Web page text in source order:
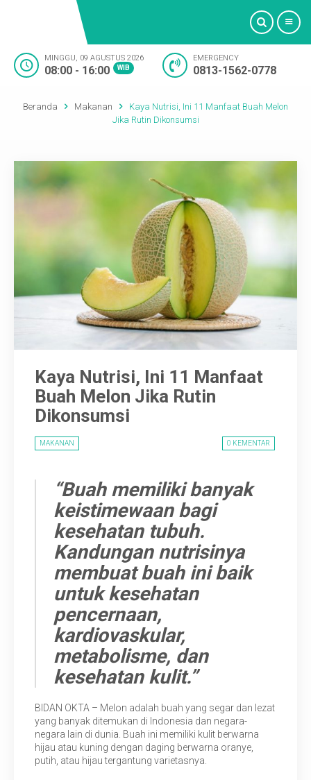
Layanan Medis
Artikel
Oktashop
Kontak
MINGGU, 09 AGUSTUS 2026
08:00 - 16:00 WIB
EMERGENCY
0813-1562-0778
Beranda Makanan
Kaya Nutrisi, Ini 11 Manfaat Buah Melon
Jika Rutin Dikonsumsi
Kaya Nutrisi, Ini 11 Manfaat
Buah Melon Jika Rutin
Dikonsumsi
MAKANAN 0 KEMENTAR
“Buah memiliki banyak
keistimewaan bagi
kesehatan tubuh.
Kandungan nutrisinya
membuat buah ini baik
untuk kesehatan
pencernaan,
kardiovaskular,
metabolisme, dan
kesehatan kulit.”
BIDAN OKTA – Melon adalah buah yang segar dan lezat
yang banyak ditemukan di Indonesia dan negara-
negara lain di dunia. Buah ini memiliki kulit berwarna
hijau atau kuning dengan daging berwarna oranye,
putih, atau hijau tergantung varietasnya.